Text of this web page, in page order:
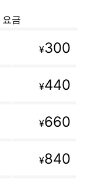
금
¥300
¥440
¥660
¥840